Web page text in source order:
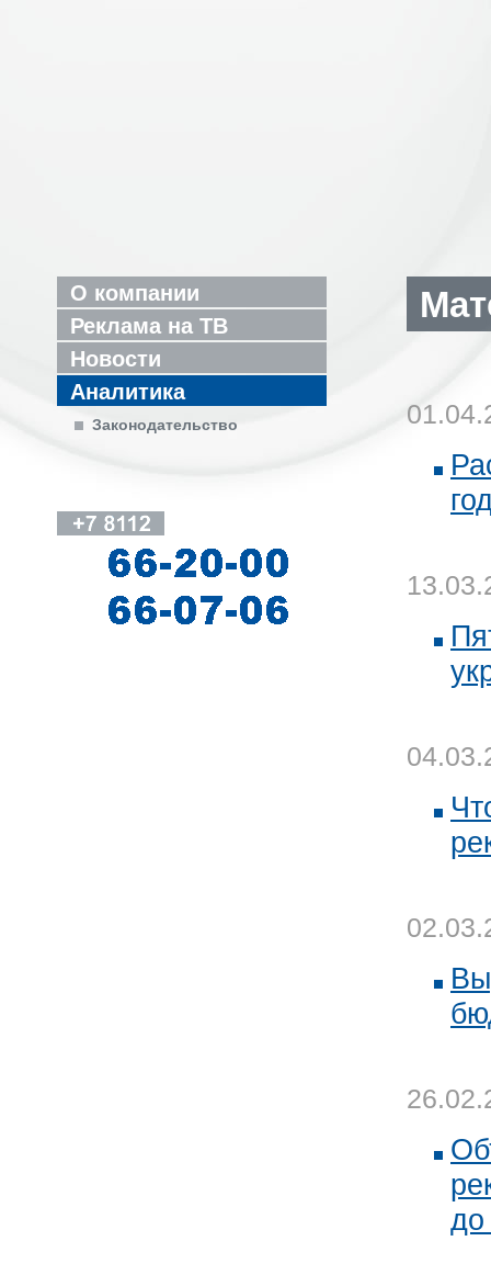
О компании
Реклама на ТВ
Новости
Аналитика
Законодательство
до